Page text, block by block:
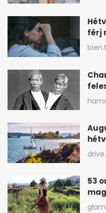
férj
a
53